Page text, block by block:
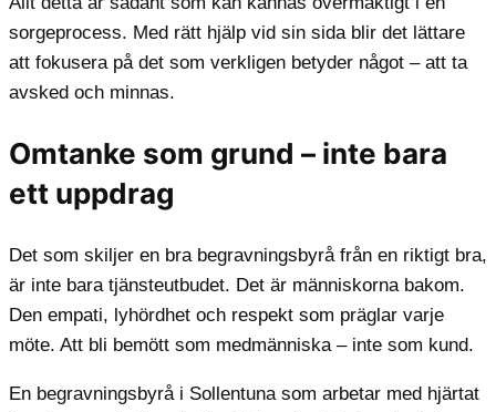
sorgeprocess. Med rätt hjälp vid sin sida blir det lättare
att fokusera på det som verkligen betyder något – att ta
avsked och minnas.
Omtanke som grund – inte bara
ett uppdrag
Det som skiljer en bra begravningsbyrå från en riktigt bra,
är inte bara tjänsteutbudet. Det är människorna bakom.
Den empati, lyhördhet och respekt som präglar varje
möte. Att bli bemött som medmänniska – inte som kund.
En begravningsbyrå i Sollentuna som arbetar med hjärtat